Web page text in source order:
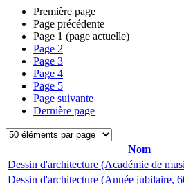
Première page
Page précédente
Page 1 (page actuelle)
Page 2
Page 3
Page 4
Page 5
Page suivante
Dernière page
Nom
Dessin d'architecture (Académie de
Dessin d'architecture (Année jubilaire,